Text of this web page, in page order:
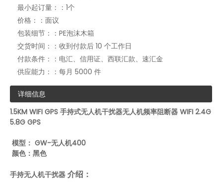
最小起订量：： 1个
价格：： 面议
包装细节：： PE泡沫木箱
交货时间：： 收到付款后 10 个工作日
付款条件：： 电汇、信用证、西联汇款、速汇金
供应能力：： 每月 5000 件
详细信息
1.5KM WIFI GPS 手持式无人机干扰器无人机频率阻断器 WIFI 2.4G
5.8G GPS
模型： GW-无人机400
颜色：黑色
手持无人机干扰器 介绍：